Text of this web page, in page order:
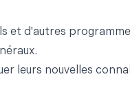
et d'autres
leurs nouvelles